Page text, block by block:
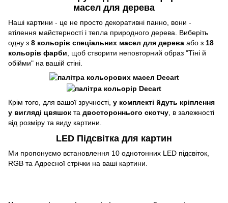
масел для дерева
Наші картини - це не просто декоративні панно, вони -
втілення майстерності і тепла природного дерева. Виберіть
одну з 8 кольорів спеціальних масел для дерева або з 18
кольорів фарби , щоб створити неповторний образ "Тіні й
обійми" на вашій стіні.
Крім того, для вашої зручності, у комплекті йдуть кріплення
у вигляді цвяшок та двостороннього скотчу , в залежності
від розміру та виду картини.
LED Підсвітка для картин
Ми пропонуємо встановлення 10 однотонних LED підсвіток,
RGB та Адресної стрічки на ваші картини.